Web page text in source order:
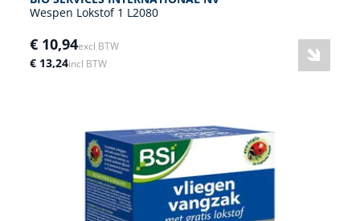
Wespen Lokstof 1 L2080
€ 10,94excl BTW
€ 13,24incl BTW